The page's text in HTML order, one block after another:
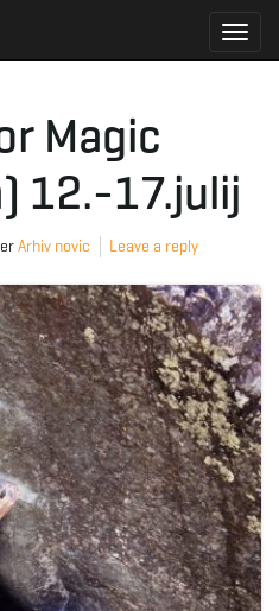
o
g
l
e
Magic
12.-17.julij
Arhiv novic Leave a reply